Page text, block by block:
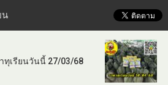
น
ทุเรียนวันนี้ 27/03/68